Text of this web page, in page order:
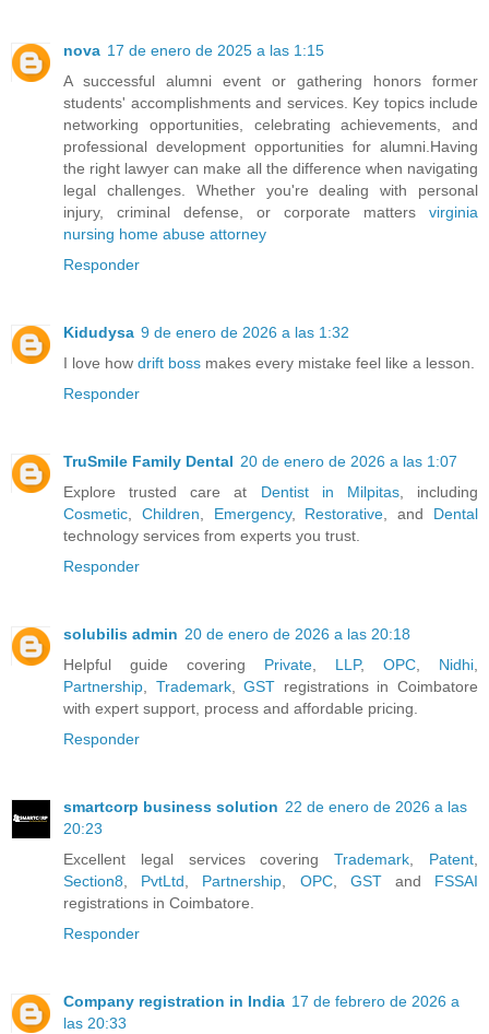
nova 17 de enero de 2025 a las 1:15
A successful alumni event or gathering honors former
students' accomplishments and services. Key topics include
networking opportunities, celebrating achievements, and
professional development opportunities for alumni.Having
the right lawyer can make all the difference when navigating
legal challenges. Whether you're dealing with personal
injury, criminal defense, or corporate matters virginia
nursing home abuse attorney
Responder
Kidudysa 9 de enero de 2026 a las 1:32
I love how drift boss makes every mistake feel like a lesson.
Responder
TruSmile Family Dental 20 de enero de 2026 a las 1:07
Explore trusted care at Dentist in Milpitas, including
Cosmetic
Children Emergency, Restorative , and Dental
technology services from experts you trust.
Responder
solubilis admin 20 de enero de 2026 a las 20:18
Helpful guide covering Private LLP, OPC Nidhi
Partnership
Trademark,GST registrations in Coimbatore
with expert support, process and affordable pricing.
Responder
smartcorp business solution 22 de enero de 2026 a las
20:23
Excellent legal services coveringTrademark Patent
Section8
PvtLtd Partnership OPC, GSTand FSSAI
registrations in Coimbatore.
Responder
Company registration in India 17 de febrero de 2026 a
las 20:33